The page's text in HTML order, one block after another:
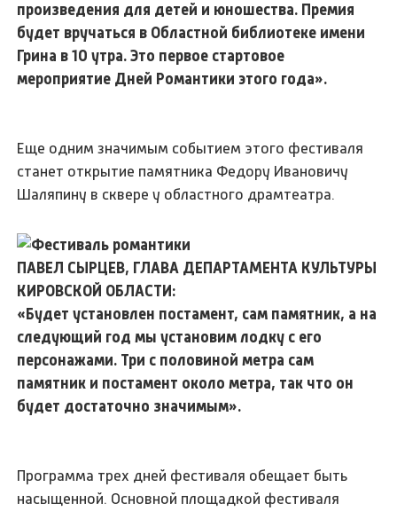
произведения для детей и юношества. Премия
будет вручаться в Областной библиотеке имени
Грина в 10 утра. Это первое стартовое
мероприятие Дней Романтики этого года».
Еще одним значимым событием этого фестиваля
станет открытие памятника Федору Ивановичу
Шаляпину в сквере у областного драмтеатра.
ПАВЕЛ СЫРЦЕВ, ГЛАВА ДЕПАРТАМЕНТА КУЛЬТУРЫ
КИРОВСКОЙ ОБЛАСТИ:
«Будет установлен постамент, сам памятник, а на
следующий год мы установим лодку с его
персонажами. Три с половиной метра сам
памятник и постамент около метра, так что он
будет достаточно значимым».
Программа трех дней фестиваля обещает быть
насыщенной. Основной площадкой фестиваля